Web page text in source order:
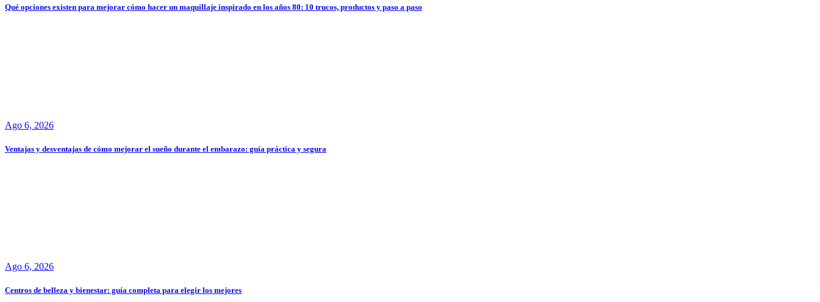
Qué opciones existen para mejorar cómo hacer un maquillaje inspirado en los años 80: 10 trucos, productos y paso a paso
Ago 6, 2026
Ventajas y desventajas de cómo mejorar el sueño durante el embarazo: guía práctica y segura
Ago 6, 2026
Centros de belleza y bienestar: guía completa para elegir los mejores